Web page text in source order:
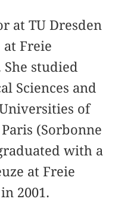
at TU Dresden
at Freie
studied
Sciences and
of
(Sorbonne
with a
at Freie
2001.